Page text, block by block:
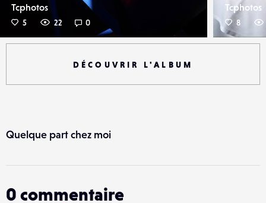
Tcphotos
5 22 0
Tcphotos
8
DÉCOUVRIR L'ALBUM
Quelque part chez moi
0 commentaire